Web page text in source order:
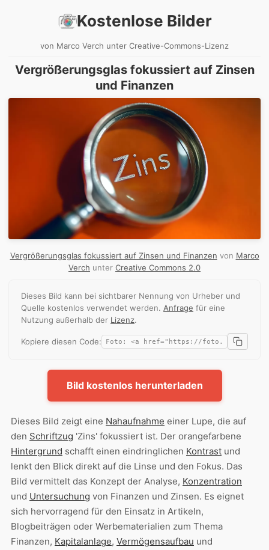
Kostenlose Bilder
von Marco Verch unter Creative-Commons-Lizenz
Vergrößerungsglas fokussiert auf Zinsen
und Finanzen
Vergrößerungsglas fokussiert auf Zinsen und Finanzen von Marco
Verch unter Creative Commons 2.0
Dieses Bild kann bei sichtbarer Nennung von Urheber und
Quelle kostenlos verwendet werden. Anfrage für eine
Nutzung außerhalb der Lizenz.
Kopiere diesen Code:
Bild kostenlos herunterladen
Dieses Bild zeigt eine Nahaufnahme einer Lupe, die auf
den Schriftzug 'Zins' fokussiert ist. Der orangefarbene
Hintergrund schafft einen eindringlichen Kontrast und
lenkt den Blick direkt auf die Linse und den Fokus. Das
Bild vermittelt das Konzept der Analyse, Konzentration
und Untersuchung von Finanzen und Zinsen. Es eignet
sich hervorragend für den Einsatz in Artikeln,
Blogbeiträgen oder Werbematerialien zum Thema
Finanzen, Kapitalanlage, Vermögensaufbau und